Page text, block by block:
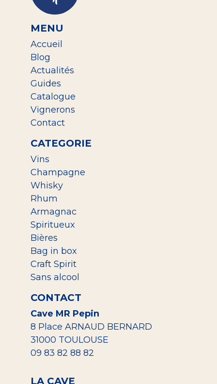
MENU
Accueil
Blog
Actualités
Guides
Catalogue
Vignerons
Contact
CATEGORIE
Vins
Champagne
Whisky
Rhum
Armagnac
Spiritueux
Bières
Bag in box
Craft Spirit
Sans alcool
CONTACT
Cave MR Pepin
8 Place ARNAUD BERNARD
31000 TOULOUSE
09 83 82 88 82
LA CAVE